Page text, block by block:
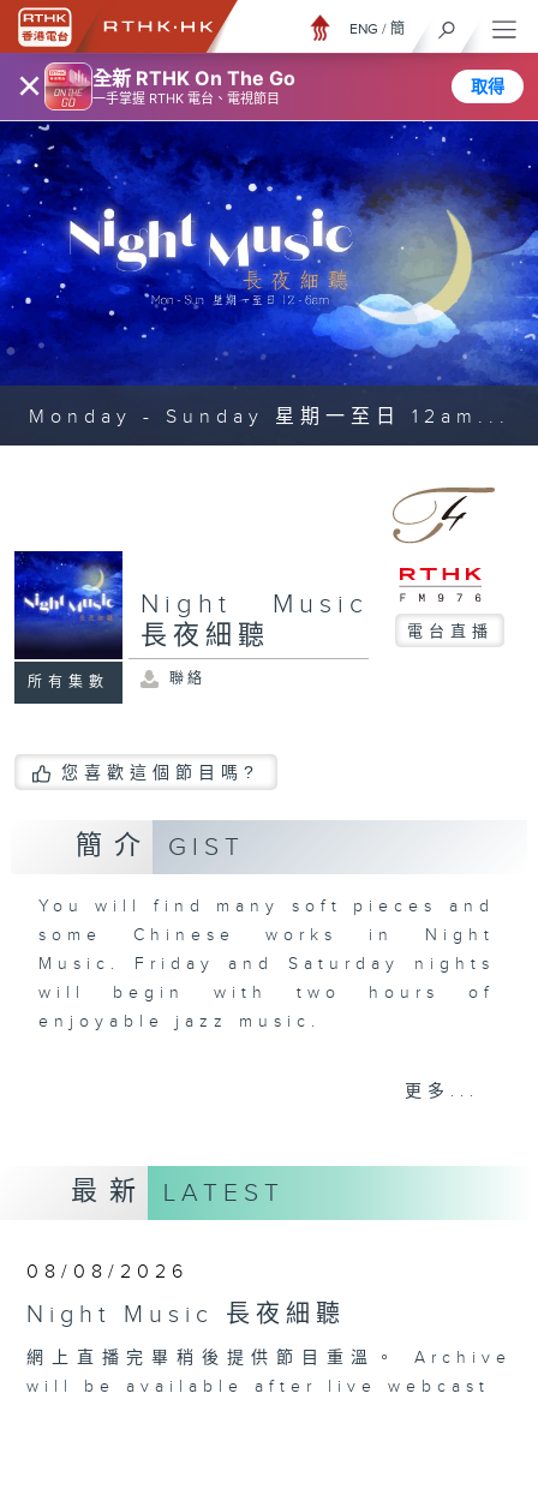
× 全新 RTHK On The Go
一手掌握 RTHK 電台、電視節目
取得
ENG / 簡
Monday - Sunday 星期一至日 12am...
所有集數
Night Music
長夜細聽
電台直播
聯絡
您喜歡這個節目嗎?
簡介 GIST
You will find many soft pieces and
some Chinese works in Night
Music. Friday and Saturday nights
will begin with two hours of
enjoyable jazz music.
When you are alone and sleepless,
「長夜細聽」節目當然少不了氣質優雅的作
品，每晚亦會精選一些中國音樂送上。週五和
如果哪天你不能入睡，別忘了第四台這裡總有
更多...
最新 LATEST
08/08/2026
Night Music 長夜細聽
網上直播完畢稍後提供節目重溫。 Archive
will be available after live webcast